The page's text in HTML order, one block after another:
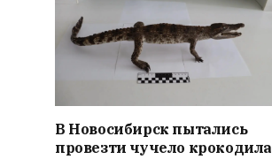
В Новосибирск пытались
провезти чучело крокодила